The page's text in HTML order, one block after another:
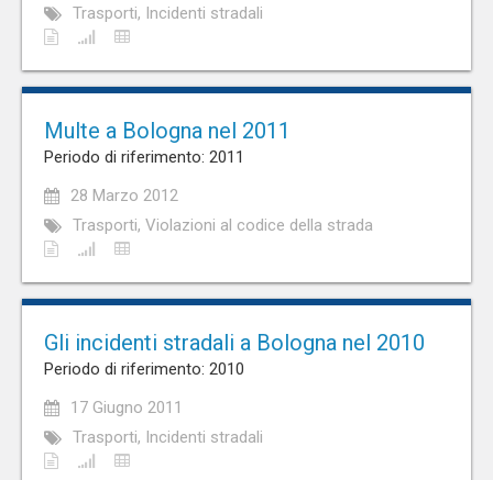
Trasporti, Incidenti stradali
Multe a Bologna nel 2011
Periodo di riferimento: 2011
28 Marzo 2012
Trasporti, Violazioni al codice della strada
Gli incidenti stradali a Bologna nel 2010
Periodo di riferimento: 2010
17 Giugno 2011
Trasporti, Incidenti stradali